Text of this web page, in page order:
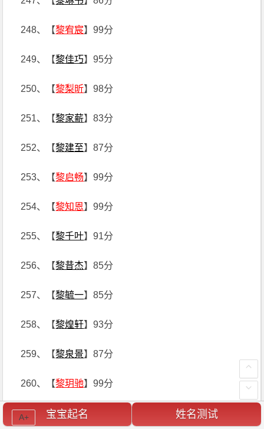
248、【黎宥宸】99分
249、【黎佳巧】95分
250、【黎梨昕】98分
251、【黎家薪】83分
252、【黎建至】87分
253、【黎启畅】99分
254、【黎知恩】99分
255、【黎千叶】91分
256、【黎昔杰】85分
257、【黎毓一】85分
258、【黎煌轩】93分
259、【黎泉景】87分
260、【黎玥驰】99分
261、【黎锴钰】91分
宝宝起名 姓名测试
A+